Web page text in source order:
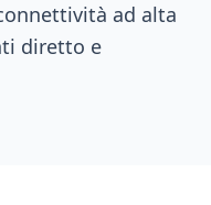
ad alta
diretto e